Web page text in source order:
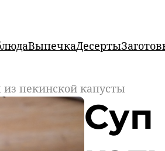
ВыпечкаДесерты
из пекинской капусты
Суп